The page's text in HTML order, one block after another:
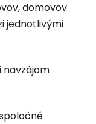
domovov
jednotlivými
navzájom